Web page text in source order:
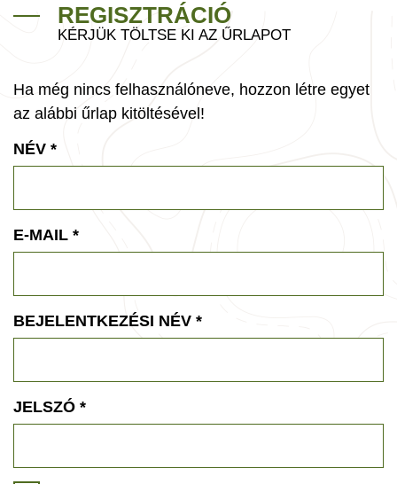
REGISZTRÁCIÓ
KÉRJÜK TÖLTSE KI AZ ŰRLAPOT
Ha még nincs felhasználóneve, hozzon létre egyet
az alábbi űrlap kitöltésével!
NÉV *
E-MAIL *
BEJELENTKEZÉSI NÉV *
JELSZÓ *